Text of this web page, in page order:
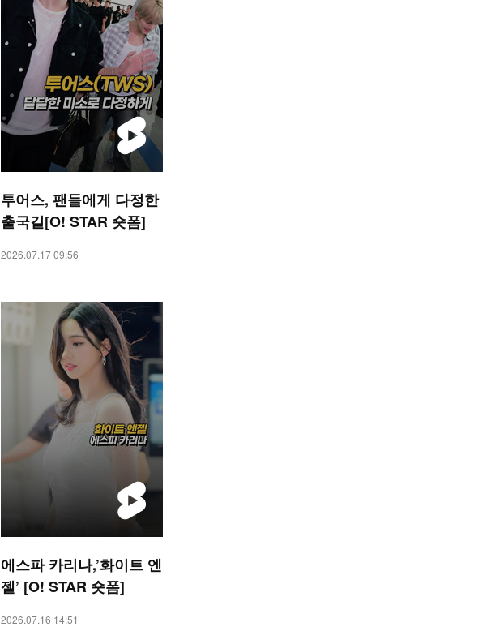
투어스, 팬들에게 다정한
출국길[O! STAR 숏폼]
2026.07.17 09:56
에스파 카리나,’화이트 엔
젤’ [O! STAR 숏폼]
2026.07.16 14:51